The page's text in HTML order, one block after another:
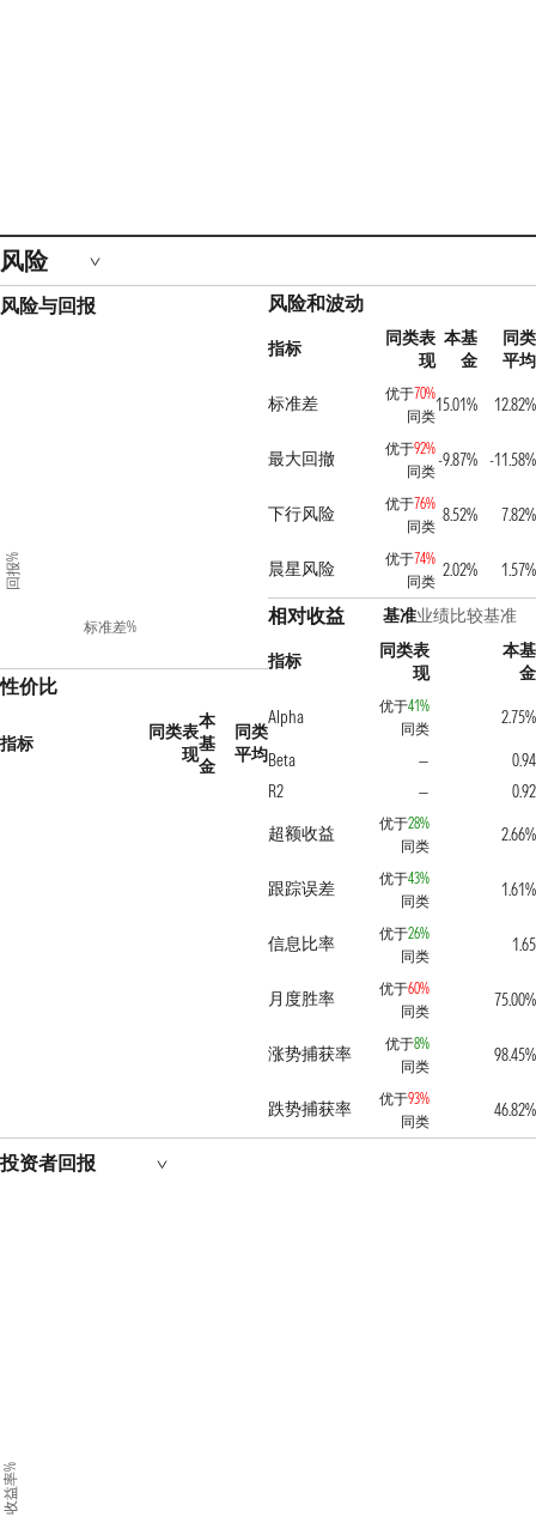
风险
风险与回报
标准差%
回报%
性价比
指标
同类表
现
本
基
金
同类
平均
风险和波动
指标
同类表
现
本基
金
同类
平均
标准差
优于70%
同类
15.01% 12.82%
最大回撤 优于92%
同类
-9.87% -11.58%
下行风险 优于76%
同类
8.52% 7.82%
晨星风险 优于74%
同类
2.02% 1.57%
相对收益 基准业绩比较基准
指标
同类表
现
本基
金
Alpha
优于41%
同类
2.75%
Beta
—
0.94
R2
—
0.92
超额收益
优于28%
同类
2.66%
跟踪误差 优于43%
同类
1.61%
信息比率 优于26%
同类
1.65
月度胜率 优于60%
同类
75.00%
涨势捕获率 优于8%
同类
98.45%
跌势捕获率 优于93%
同类
46.82%
投资者回报
收益率%